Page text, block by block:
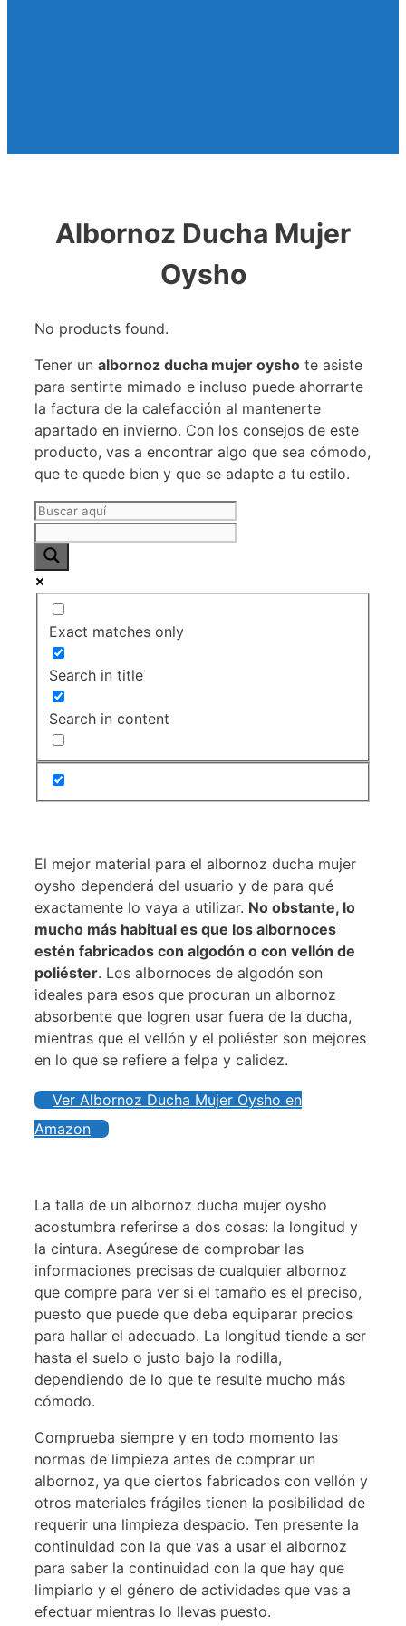
Albornoz Ducha Mujer
Oysho
No products found.
Tener un albornoz ducha mujer oysho te asiste
para sentirte mimado e incluso puede ahorrarte
la factura de la calefacción al mantenerte
apartado en invierno. Con los consejos de este
producto, vas a encontrar algo que sea cómodo,
que te quede bien y que se adapte a tu estilo.
Exact matches only
Search in title
Search in content
El mejor material para el albornoz ducha mujer
oysho dependerá del usuario y de para qué
exactamente lo vaya a utilizar. No obstante, lo
mucho más habitual es que los albornoces
estén fabricados con algodón o con vellón de
poliéster. Los albornoces de algodón son
ideales para esos que procuran un albornoz
absorbente que logren usar fuera de la ducha,
mientras que el vellón y el poliéster son mejores
en lo que se refiere a felpa y calidez.
Ver Albornoz Ducha Mujer Oysho en
Amazon
La talla de un albornoz ducha mujer oysho
acostumbra referirse a dos cosas: la longitud y
la cintura. Asegúrese de comprobar las
informaciones precisas de cualquier albornoz
que compre para ver si el tamaño es el preciso,
puesto que puede que deba equiparar precios
para hallar el adecuado. La longitud tiende a ser
hasta el suelo o justo bajo la rodilla,
dependiendo de lo que te resulte mucho más
cómodo.
Comprueba siempre y en todo momento las
normas de limpieza antes de comprar un
albornoz, ya que ciertos fabricados con vellón y
otros materiales frágiles tienen la posibilidad de
requerir una limpieza despacio. Ten presente la
continuidad con la que vas a usar el albornoz
para saber la continuidad con la que hay que
limpiarlo y el género de actividades que vas a
efectuar mientras lo llevas puesto.